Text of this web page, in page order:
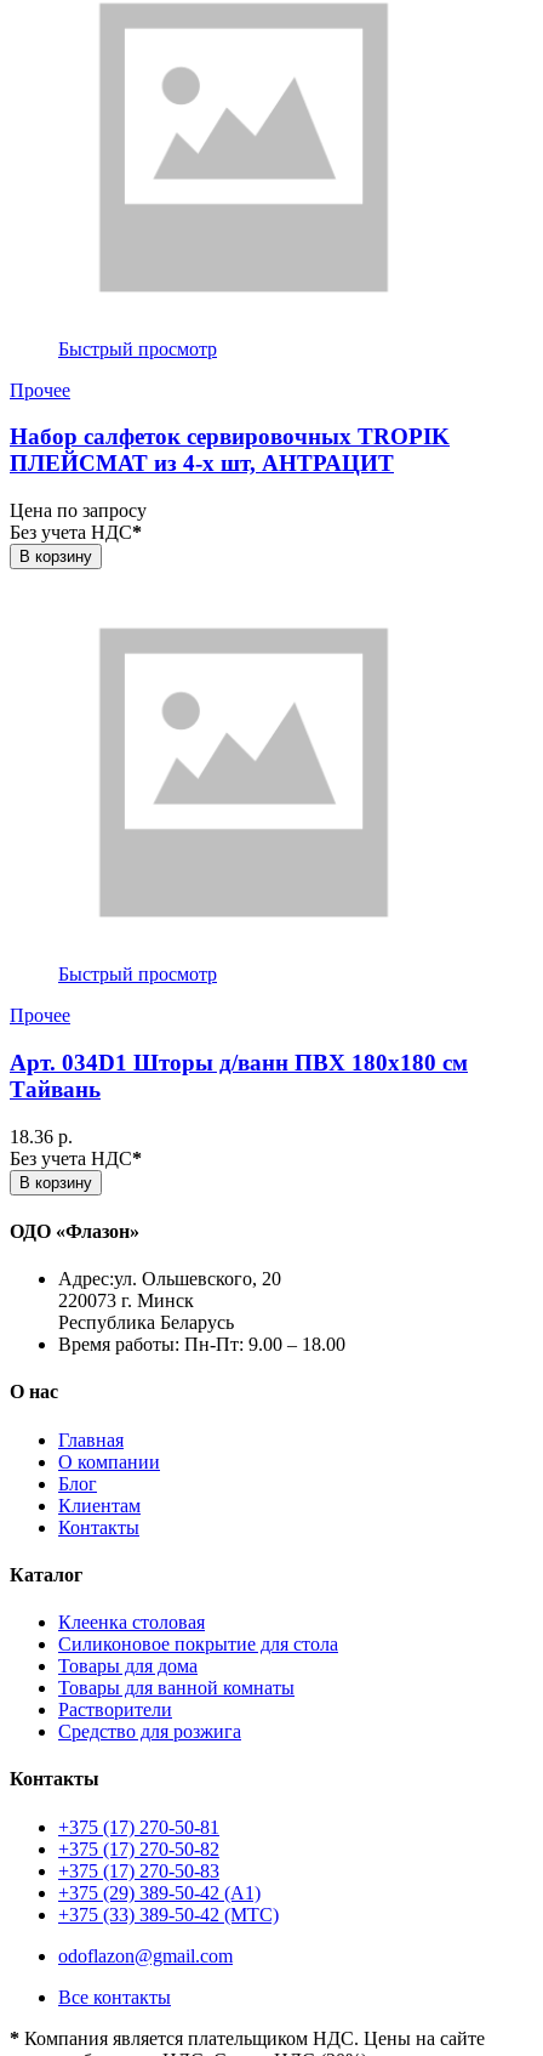
Быстрый просмотр
Прочее
Набор салфеток сервировочных TROPIK
ПЛЕЙСМАТ из 4-х шт, АНТРАЦИТ
Цена по запросу
Без учета НДС*
В корзину
Быстрый просмотр
Прочее
Арт. 034D1 Шторы д/ванн ПВХ 180х180 см
Тайвань
18.36 р.
Без учета НДС*
В корзину
ОДО «Флазон»
Адрес:ул. Ольшевского, 20
220073 г. Минск
Республика Беларусь
Время работы: Пн-Пт: 9.00 – 18.00
О нас
Главная
О компании
Блог
Клиентам
Контакты
Каталог
Клеенка столовая
Силиконовое покрытие для стола
Товары для дома
Товары для ванной комнаты
Растворители
Средство для розжига
Контакты
+375 (17) 270-50-81
+375 (17) 270-50-82
+375 (17) 270-50-83
+375 (29) 389-50-42 (А1)
+375 (33) 389-50-42 (МТС)
odoflazon@gmail.com
Все контакты
* Компания является плательщиком НДС. Цены на сайте